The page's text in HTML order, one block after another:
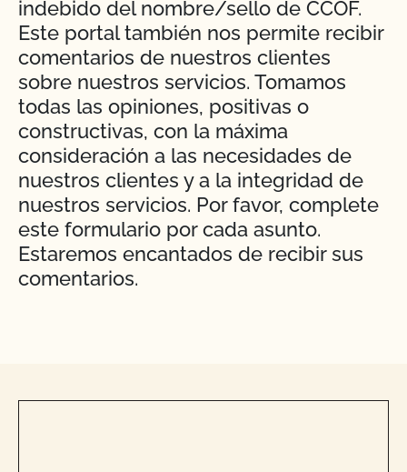
indebido del nombre/sello de CCOF.
Este portal también nos permite recibir
comentarios de nuestros clientes
sobre nuestros servicios. Tomamos
todas las opiniones, positivas o
constructivas, con la máxima
consideración a las necesidades de
nuestros clientes y a la integridad de
nuestros servicios. Por favor, complete
este formulario por cada asunto.
Estaremos encantados de recibir sus
comentarios.